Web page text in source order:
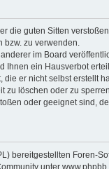
die guten Sitten
bzw. zu verwenden.
im Board
Ihnen ein Hausverbot
er nicht selbst erstellt
zu löschen oder zu
oder geeignet sind,
bereitgestellten Foren-
unter